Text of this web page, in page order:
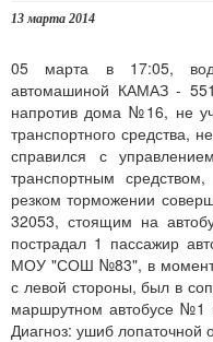
13 марта 2014
05 марта в 17:05,
автомашиной КАМАЗ -
напротив дома №16, не
транспортного средства,
справился с
транспортным
резком торможении
32053, стоящим на
пострадал 1 пассажир
МОУ "СОШ №83", в момент
с левой стороны, был в
маршрутном автобусе №1
Диагноз: ушиб лопаточной